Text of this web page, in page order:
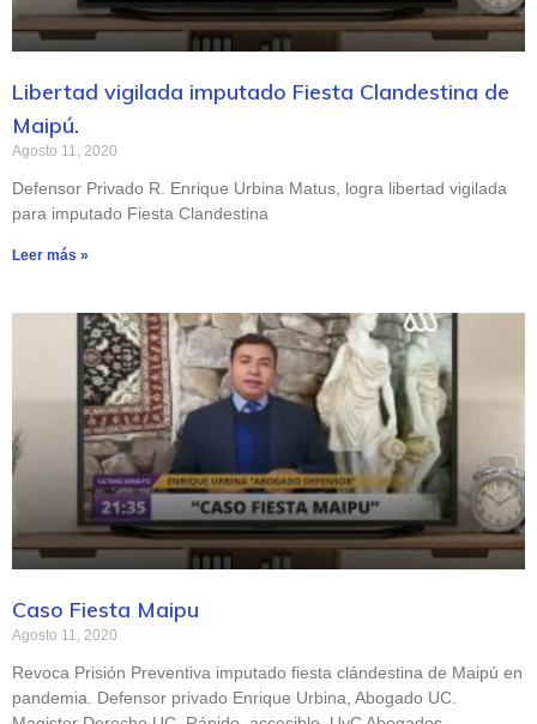
Libertad vigilada imputado Fiesta Clandestina de
Maipú.
Agosto 11, 2020
Defensor Privado R. Enrique Urbina Matus, logra libertad vigilada
para imputado Fiesta Clandestina
Leer más »
Caso Fiesta Maipu
Agosto 11, 2020
Revoca Prisión Preventiva imputado fiesta clándestina de Maipú en
pandemia. Defensor privado Enrique Urbina, Abogado UC.